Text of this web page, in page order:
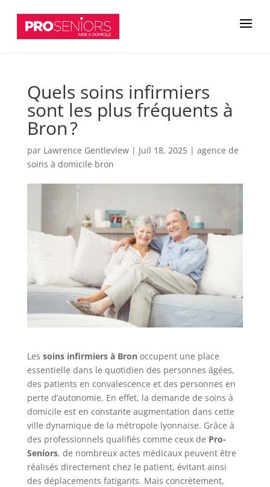
Quels soins infirmiers
sont les plus fréquents à
Bron ?
par Lawrence Gentleview| Juil 18, 2025| agence de
soins à domicile bron
Les soins infirmiers à Bronoccupent une place
essentielle dans le quotidien des personnes âgées,
des patients en convalescence et des personnes en
perte d’autonomie. En effet, la demande de soins à
domicile est en constante augmentation dans cette
ville dynamique de la métropole lyonnaise. Grâce à
des professionnels qualifiés comme ceux de Pro-
Seniors, de nombreux actes médicaux peuvent être
réalisés directement chez le patient, évitant ainsi
des déplacements fatigants. Mais concrètement,